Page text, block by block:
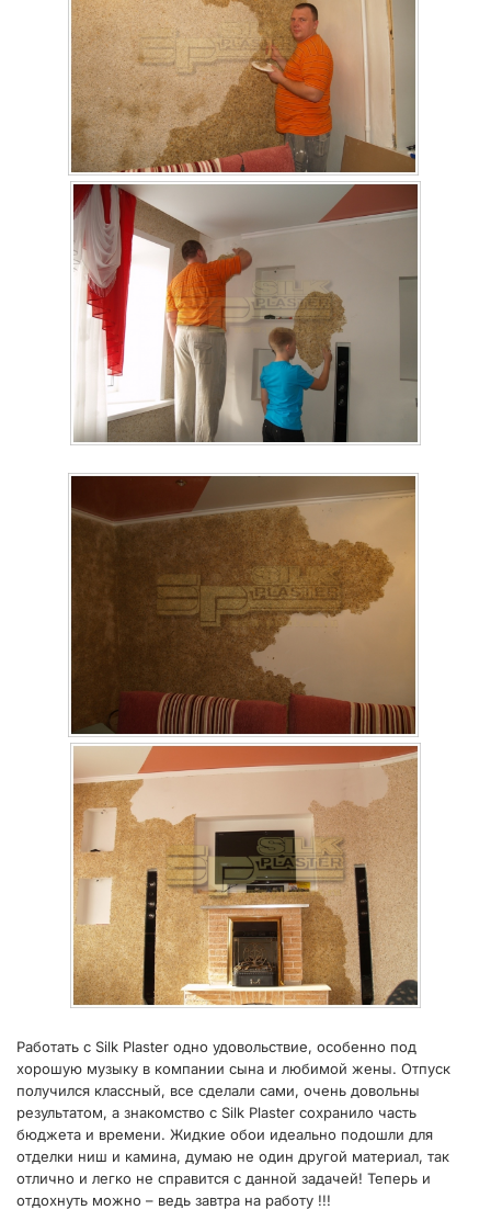
Работать с Silk Plaster одно удовольствие, особенно под
хорошую музыку в компании сына и любимой жены. Отпуск
получился классный, все сделали сами, очень довольны
результатом, а знакомство с Silk Plaster сохранило часть
бюджета и времени. Жидкие обои идеально подошли для
отделки ниш и камина, думаю не один другой материал, так
отлично и легко не справится с данной задачей! Теперь и
отдохнуть можно – ведь завтра на работу !!!